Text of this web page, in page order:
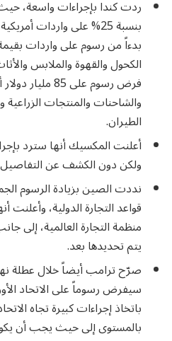
ردت كندا بإجراءات واسعة،
الكحول والقهوة والملابس
فرض رسوم على
والشاحنات والمنتجات
الطيران.
أعلنت المكسيك أنها سترد
ولكن دون الكشف عن
نددت الصين بزيادة الرسوم
قواعد التجارة الدولية،
منظمة التجارة العالمية، إلى
يتم تحديدها بعد.
صرّح ترامب أيضاً خلال عطلة
سيفرض رسوماً على الاتحاد
باتخاذ إجراءات كبيرة تجاه
بالمستوى إلى حيث يجب أن